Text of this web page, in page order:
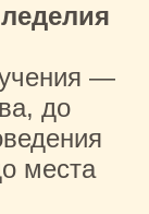
—
до
места